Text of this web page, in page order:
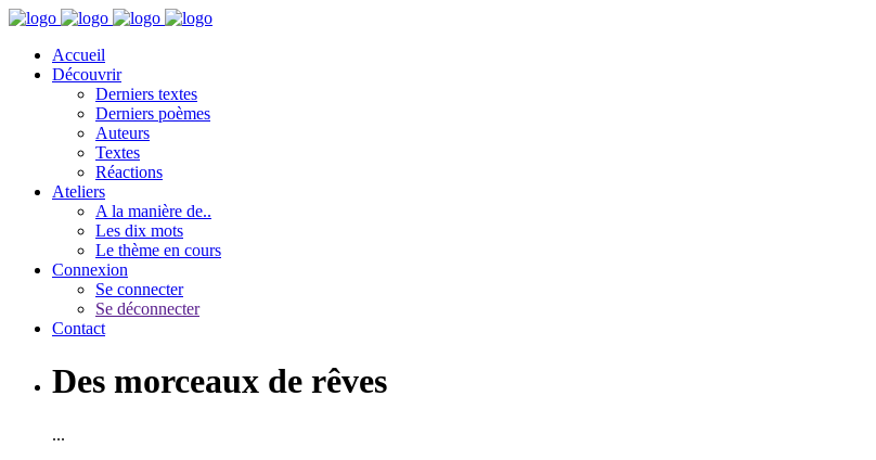
Accueil
Découvrir
Derniers textes
Derniers poèmes
Auteurs
Textes
Réactions
Ateliers
A la manière de..
Les dix mots
Le thème en cours
Connexion
Se connecter
Se déconnecter
Contact
Des morceaux de rêves
...